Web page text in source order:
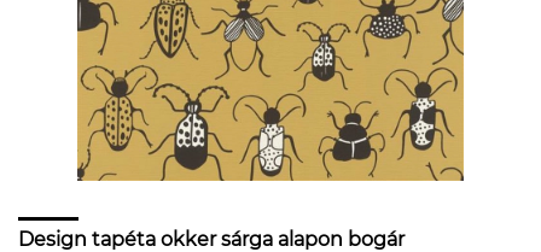
Design tapéta okker sárga alapon bogár